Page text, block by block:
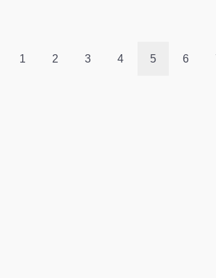
1 2 3 4 5 6